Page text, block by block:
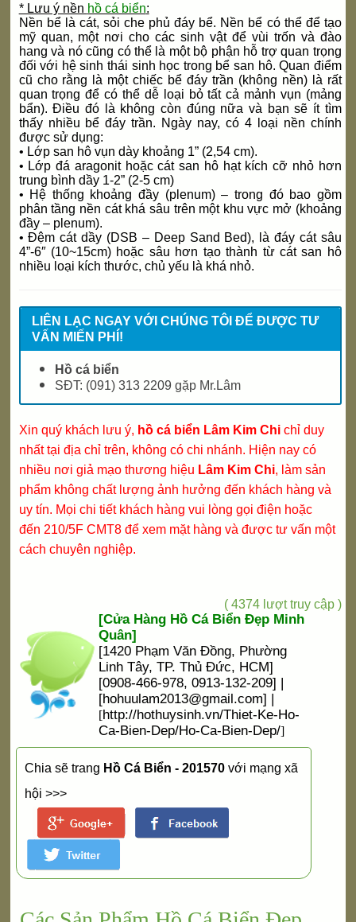
* Lưu ý nền hồ cá biển:
Nền bể là cát, sỏi che phủ đáy bể. Nền bể có thể để tạo
mỹ quan, một nơi cho các sinh vật để vùi trốn và đào
hang và nó cũng có thể là một bộ phận hỗ trợ quan trọng
đối với hệ sinh thái sinh học trong bể san hô. Quan điểm
cũ cho rằng là một chiếc bể đáy trần (không nền) là rất
quan trọng để có thể dễ loại bỏ tất cả mảnh vụn (mảng
bẩn). Điều đó là không còn đúng nữa và bạn sẽ ít tìm
thấy nhiều bể đáy trần. Ngày nay, có 4 loại nền chính
được sử dụng:
• Lớp san hô vụn dày khoảng 1” (2,54 cm).
• Lớp đá aragonit hoặc cát san hô hạt kích cỡ nhỏ hơn
trung bình dầy 1-2” (2-5 cm)
• Hệ thống khoảng đầy (plenum) – trong đó bao gồm
phân tầng nền cát khá sâu trên một khu vực mở (khoảng
đầy – plenum).
• Đệm cát dầy (DSB – Deep Sand Bed), là đáy cát sâu
4”-6″ (10~15cm) hoặc sâu hơn tạo thành từ cát san hô
nhiều loại kích thước, chủ yếu là khá nhỏ.
LIÊN LẠC NGAY VỚI CHÚNG TÔI ĐỂ ĐƯỢC TƯ
VẤN MIẾN PHÍ!
Hồ cá biển
SĐT: (091) 313 2209 gặp Mr.Lâm
Xin quý khách lưu ý, hồ cá biển Lâm Kim Chichỉ duy
nhất tại địa chỉ trên, không có chi nhánh. Hiện nay có
nhiều nơi giả mạo thương hiệu Lâm Kim Chi, làm sản
phẩm không chất lượng ảnh hưởng đến khách hàng và
uy tín. Mọi chi tiết khách hàng vui lòng gọi điện hoặc
đến 210/5F CMT8để xem mặt hàng và được tư vấn một
cách chuyên nghiệp.
( 4374 lượt truy cập )
[Cửa Hàng Hồ Cá Biển Đẹp Minh
Quân]
[1420 Phạm Văn Đồng, Phường
Linh Tây, TP. Thủ Đức, HCM]
[0908-466-978, 0913-132-209] |
[hohuulam2013@gmail.com] |
[http://hothuysinh.vn/Thiet-Ke-Ho-
Ca-Bien-Dep/Ho-Ca-Bien-Dep/]
Chia sẽ trang Hồ Cá Biển - 201570với mạng xã
hội >>>